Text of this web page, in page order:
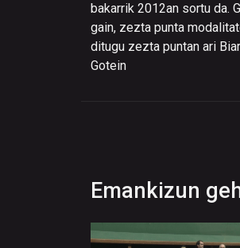
bakarrik 2012an sortu da.
gain, zezta punta
ditugu zezta puntan ari
Gotein
Emankizun